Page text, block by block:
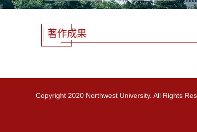
著作成果
Copyright 2020 Northwest University. All Rights